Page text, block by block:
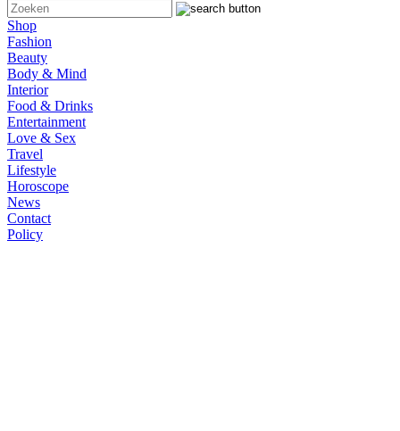
Shop
Fashion
Beauty
Body & Mind
Interior
Food & Drinks
Entertainment
Love & Sex
Travel
Lifestyle
Horoscope
News
Contact
Policy